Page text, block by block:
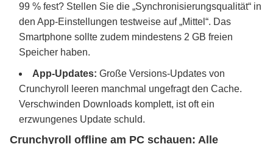
99 % fest? Stellen Sie die „Synchronisierungsqualität“ in
den App-Einstellungen testweise auf „Mittel“. Das
Smartphone sollte zudem mindestens 2 GB freien
Speicher haben.
App-Updates: Große Versions-Updates von
Crunchyroll leeren manchmal ungefragt den Cache.
Verschwinden Downloads komplett, ist oft ein
erzwungenes Update schuld.
Crunchyroll offline am PC schauen: Alle